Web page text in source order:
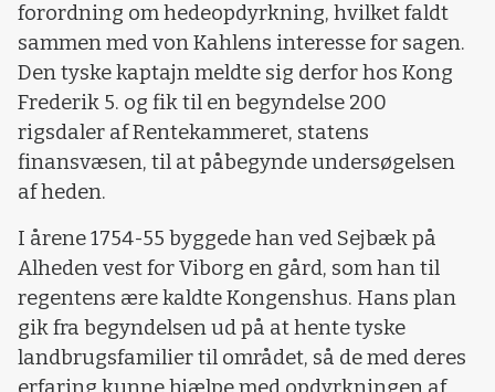
forordning om hedeopdyrkning, hvilket faldt
sammen med von Kahlens interesse for sagen.
Den tyske kaptajn meldte sig derfor hos Kong
Frederik 5. og fik til en begyndelse 200
rigsdaler af Rentekammeret, statens
finansvæsen, til at påbegynde undersøgelsen
af heden.
I årene 1754-55 byggede han ved Sejbæk på
Alheden vest for Viborg en gård, som han til
regentens ære kaldte Kongenshus. Hans plan
gik fra begyndelsen ud på at hente tyske
landbrugsfamilier til området, så de med deres